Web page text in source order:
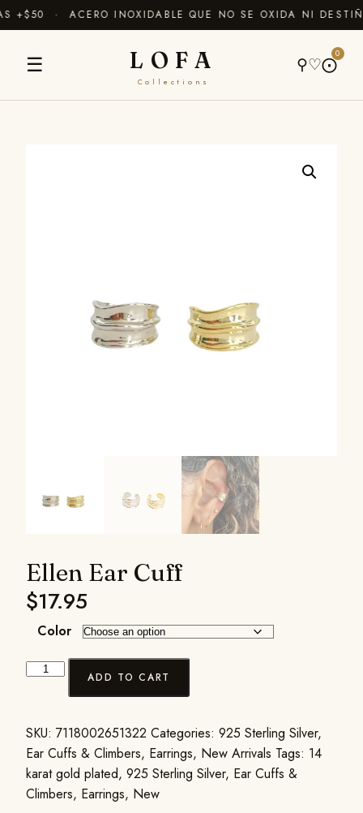
+$50 · ACERO INOXIDABLE QUE NO SE OXIDA NI
☰ LOFA
Collections
⚲♡⨀
0
Ellen Ear Cuff
$17.95
Color
ADD TO CART
SKU: 7118002651322 Categories: 925 Sterling Silver,
Ear Cuffs & Climbers, Earrings, New Arrivals Tags: 14
karat gold plated, 925 Sterling Silver, Ear Cuffs &
Climbers, Earrings, New